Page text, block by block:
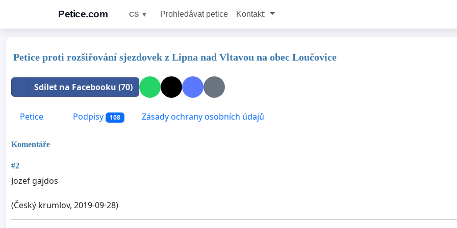
Petice.com CS ▼ Prohledávat petice Kontakt:
Petice proti rozšiřování sjezdovek z Lipna nad Vltavou na obec Loučovice
Sdílet na Facebooku (70)
Petice Podpisy 108 Zásady ochrany osobních údajů
Komentáře
#2
Jozef gajdos
(Český krumlov, 2019-09-28)